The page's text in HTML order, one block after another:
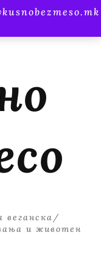
веганска/
и животен